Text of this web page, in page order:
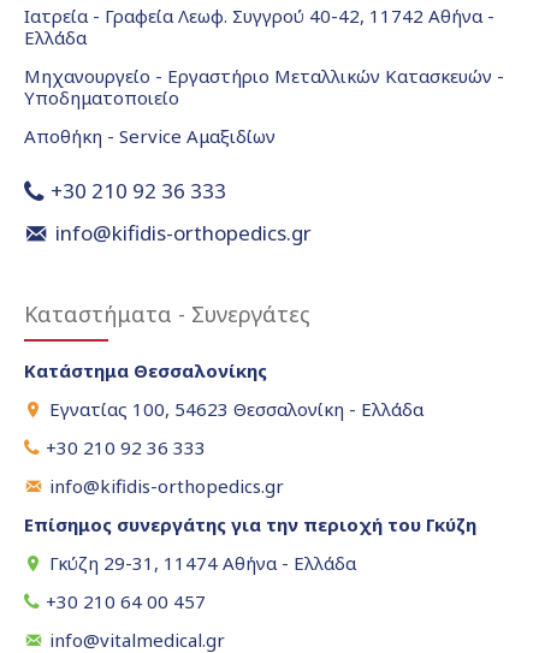
Ιατρεία - Γραφεία Λεωφ. Συγγρού 40-42, 11742 Αθήνα -
Ελλάδα
Μηχανουργείο - Εργαστήριο Μεταλλικών Κατασκευών -
Υποδηματοποιείο
Αποθήκη - Service Αμαξιδίων
+30 210 92 36 333
info@kifidis-orthopedics.gr
Καταστήματα - Συνεργάτες
Κατάστημα Θεσσαλονίκης
Εγνατίας 100, 54623 Θεσσαλονίκη - Ελλάδα
+30 210 92 36 333
info@kifidis-orthopedics.gr
Επίσημος συνεργάτης για την περιοχή του Γκύζη
Γκύζη 29-31, 11474 Αθήνα - Ελλάδα
+30 210 64 00 457
info@vitalmedical.gr